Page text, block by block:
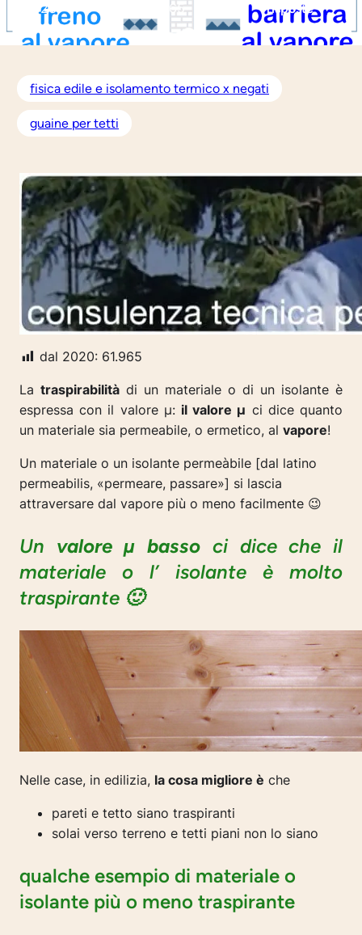
2023
61.965
risposte
fisica edile e isolamento termico x negati
guaine per tetti
dal 2020: 61.965
La traspirabilità di un materiale o di un isolante è
espressa con il valore µ: il valore µ ci dice quanto
un materiale sia permeabile, o ermetico, al vapore!
Un materiale o un isolante permeàbile [dal latino
permeabilis, «permeare, passare»] si lascia
attraversare dal vapore più o meno facilmente 😉
Un valore µ basso ci dice che il
materiale o l’ isolante è molto
traspirante 🙂
Nelle case, in edilizia, la cosa migliore è che
pareti e tetto siano traspiranti
solai verso terreno e tetti piani non lo siano
qualche esempio di materiale o
isolante più o meno traspirante